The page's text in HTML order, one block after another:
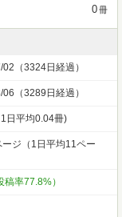
0冊
（3324日経過）
（3289日経過）
日平均0.04冊)
ジ（1日平均11ペー
稿率77.8%）